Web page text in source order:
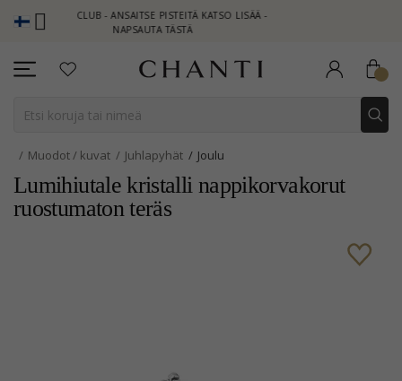
CLUB - ANSAITSE PISTEITÄ KATSO LISÄÄ -
NAPSAUTA TÄSTÄ
Muodot / kuvat Juhlapyhät Joulu
Lumihiutale kristalli nappikorvakorut
ruostumaton teräs